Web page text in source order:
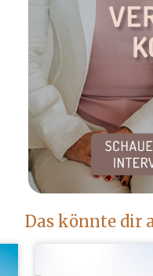
Das könnte dir